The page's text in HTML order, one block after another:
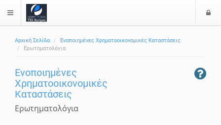
$langMenu
Αρχική Σελίδα
Ενοποιημένες Χρηματοοικονομικές Καταστάσεις
Ερωτηματολόγια
Ενοποιημένες
Χρηματοοικονομικές
Καταστάσεις
Ερωτηματολόγια